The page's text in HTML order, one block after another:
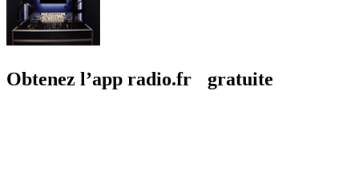
Obtenez l’app radio.fr gratuite